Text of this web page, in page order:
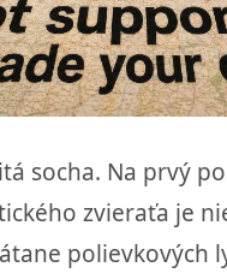
socha. Na prvý
zvieraťa je
polievkových